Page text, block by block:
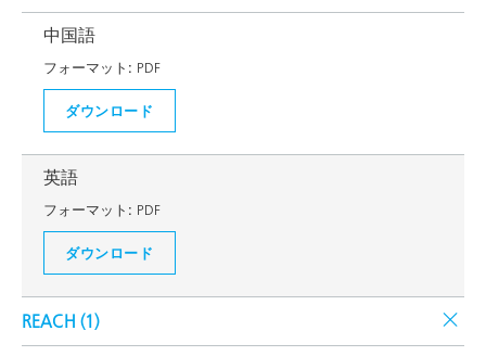
中国語
フォーマット: PDF
ダウンロード
英語
フォーマット: PDF
ダウンロード
REACH (1)